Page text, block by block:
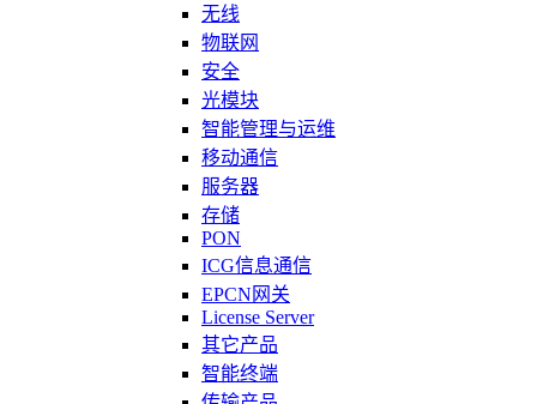
无线
物联网
安全
光模块
智能管理与运维
移动通信
服务器
存储
PON
ICG信息通信
EPCN网关
License Server
其它产品
智能终端